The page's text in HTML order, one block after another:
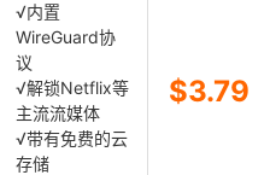
√内置
WireGuard协
议
√解锁Netflix等
主流流媒体
√带有免费的云
存储
$3.79